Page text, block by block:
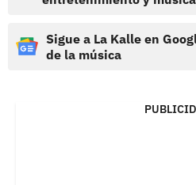
Sigue a La Kalle en
de la música